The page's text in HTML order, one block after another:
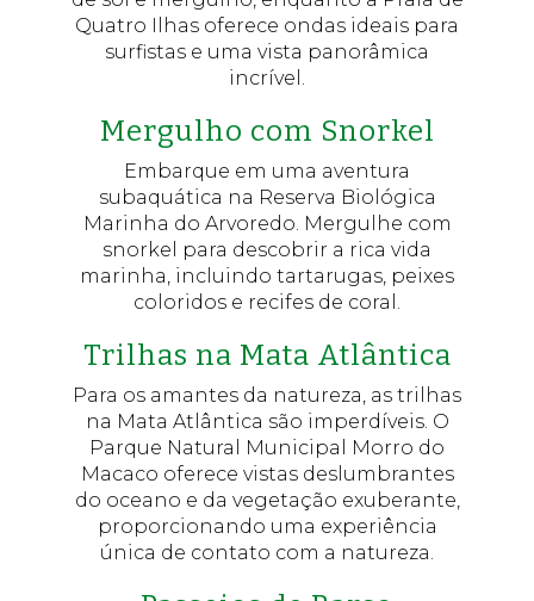
Quatro Ilhas oferece ondas ideais para
surfistas e uma vista panorâmica
incrível.
Mergulho com Snorkel
Embarque em uma aventura
subaquática na Reserva Biológica
Marinha do Arvoredo. Mergulhe com
snorkel para descobrir a rica vida
marinha, incluindo tartarugas, peixes
coloridos e recifes de coral.
Trilhas na Mata Atlântica
Para os amantes da natureza, as trilhas
na Mata Atlântica são imperdíveis. O
Parque Natural Municipal Morro do
Macaco oferece vistas deslumbrantes
do oceano e da vegetação exuberante,
proporcionando uma experiência
única de contato com a natureza.